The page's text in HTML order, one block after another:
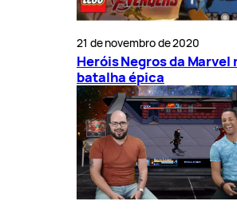
21 de novembro de 2020
Heróis Negros da Marvel
batalha épica